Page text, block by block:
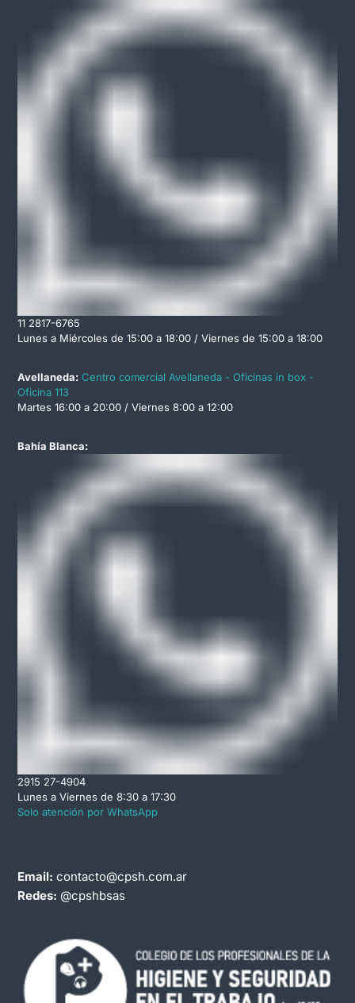
11 2817-6765
Lunes a Miércoles de 15:00 a 18:00 / Viernes de 15:00 a 18:00
Avellaneda: Centro comercial Avellaneda - Oficinas in box -
Oficina 113
Martes 16:00 a 20:00 / Viernes 8:00 a 12:00
Bahía Blanca:
2915 27-4904
Lunes a Viernes de 8:30 a 17:30
Solo atención por WhatsApp
Email: contacto@cpsh.com.ar
Redes: @cpshbsas